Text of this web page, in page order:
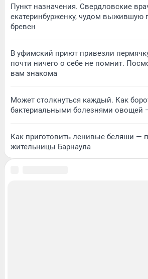
Пункт назначения. Свердловские
екатеринбурженку, чудом выжившую
бревен
В уфимский приют привезли
почти ничего о себе не помнит.
вам знакома
Может столкнуться каждый. Как
бактериальными болезнями овощей
Как приготовить ленивые беляши —
жительницы Барнаула